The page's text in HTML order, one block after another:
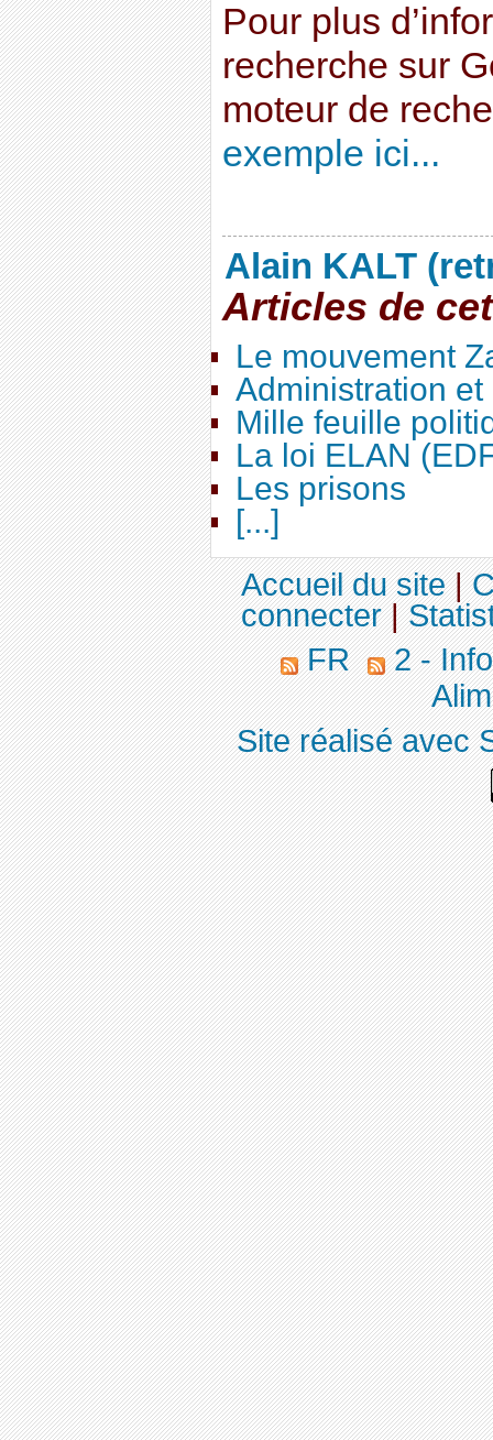
Pour plus
recherche sur
moteur de
exemple ici...
Alain KALT
Articles de
Le mouvement
Administration
Mille feuille
La loi ELAN
Les prisons
[...]
Accueil du site|
connecter|
FR
2 -
Site réalisé avec